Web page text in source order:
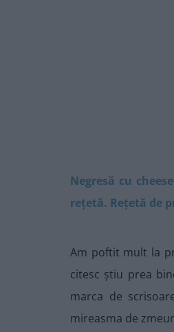
Negresă cu
rețetă. Rețetă de
Am poftit mult la
citesc știu prea
marca de
mireasma de